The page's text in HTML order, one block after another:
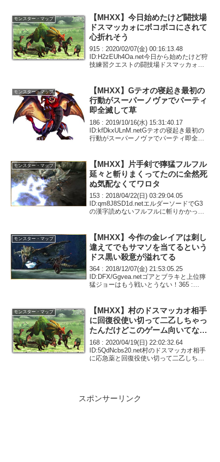
2021/04/28(水)...
モンスター・マップ
【MHXX】今日始めたけど闘技場
ドスマッカォにボコボコにされて
心折れそう
915 : 2020/02/07(金) 00:16:13.48
ID:H2zEUh4Oa.net今日から始めたけど狩
技練習クエストの闘技場ドスマッカォに
き追えない。ジャ...
モンスター・マップ
【MHXX】Gテオの寝起き最初の
行動がスーパーノヴァでパーティ
即全滅して草
186 : 2019/10/16(水) 15:31:40.17
ID:kfDkxULnM.netGテオの寝起き最初の
行動がスーパーノヴァでパーティ即全滅
モンスター・マップ
【MHXX】片手剣で獰猛フルフル
延々と斬りまくってたのに全然死
ぬ気配なくてワロタ
153 : 2018/04/22(日) 03:29:04.05
ID:qm8J8SD1d.netエルダーソードでG3
の漢字読めないフルフルに斬りかかって
気配なくてワロ...
モンスター・マップ
【MHXX】今作の金レイアは刺し
違えてでもサマソを当てるという
ドス黒い殺意が溢れてる
364 : 2018/12/07(金) 21:53:05.25
ID:DFX/Ggvea.netゴアとブラキと上位獰
猛ジョーはもう戦いとうない！365 :
モンスター・マップ
【MHXX】村のドスマッカオ相手
に回復役使い切って二乙しちゃっ
たんだけどこのゲーム向いてな
い？
168 : 2020/04/19(日) 22:02:32.64
ID:5QdNcbs20.net村のドスマッカオ相手
に応急薬と回復役使い切って二乙しちゃ
スポンサーリンク